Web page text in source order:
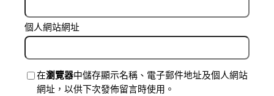
個人網站網址
在瀏覽器中儲存顯示名稱、電子郵件地址及個人網站
網址，以供下次發佈留言時使用。